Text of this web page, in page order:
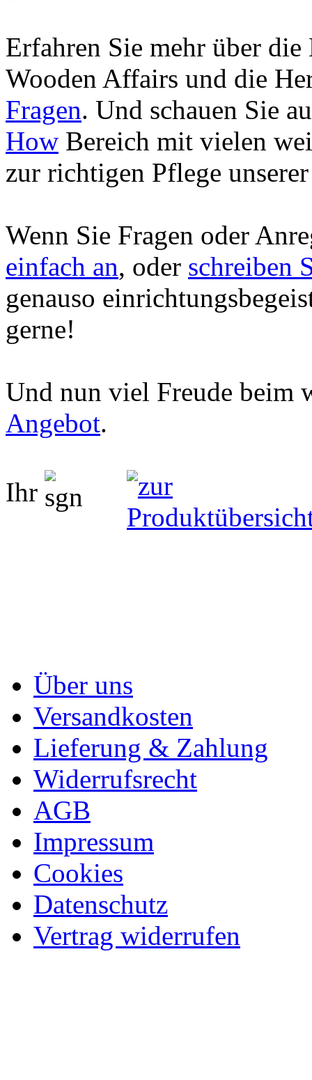
Erfahren Sie mehr über
Wooden Affairs und die
Fragen. Und schauen Sie
How Bereich mit vielen
zur richtigen Pflege
Wenn Sie Fragen oder
einfach an, oder schreiben
genauso
gerne!
Und nun viel Freude beim
Angebot.
Ihr
Über uns
Versandkosten
Lieferung & Zahlung
Widerrufsrecht
AGB
Impressum
Cookies
Datenschutz
Vertrag widerrufen